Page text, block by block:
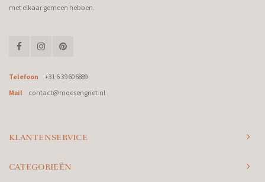
met elkaar gemeen hebben.
Telefoon
+31 6 39606889
Mail
contact@moesengriet.nl
KLANTENSERVICE
CATEGORIEËN